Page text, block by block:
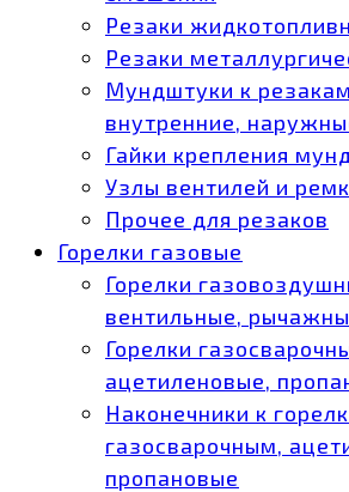
Резаки
Резаки
Мундштуки к
внутренние,
Гайки крепления
Узлы вентилей и
Прочее для резаков
Горелки газовые
Горелки
вентильные,
Горелки
ацетиленовые,
Наконечники к
газосварочным,
пропановые